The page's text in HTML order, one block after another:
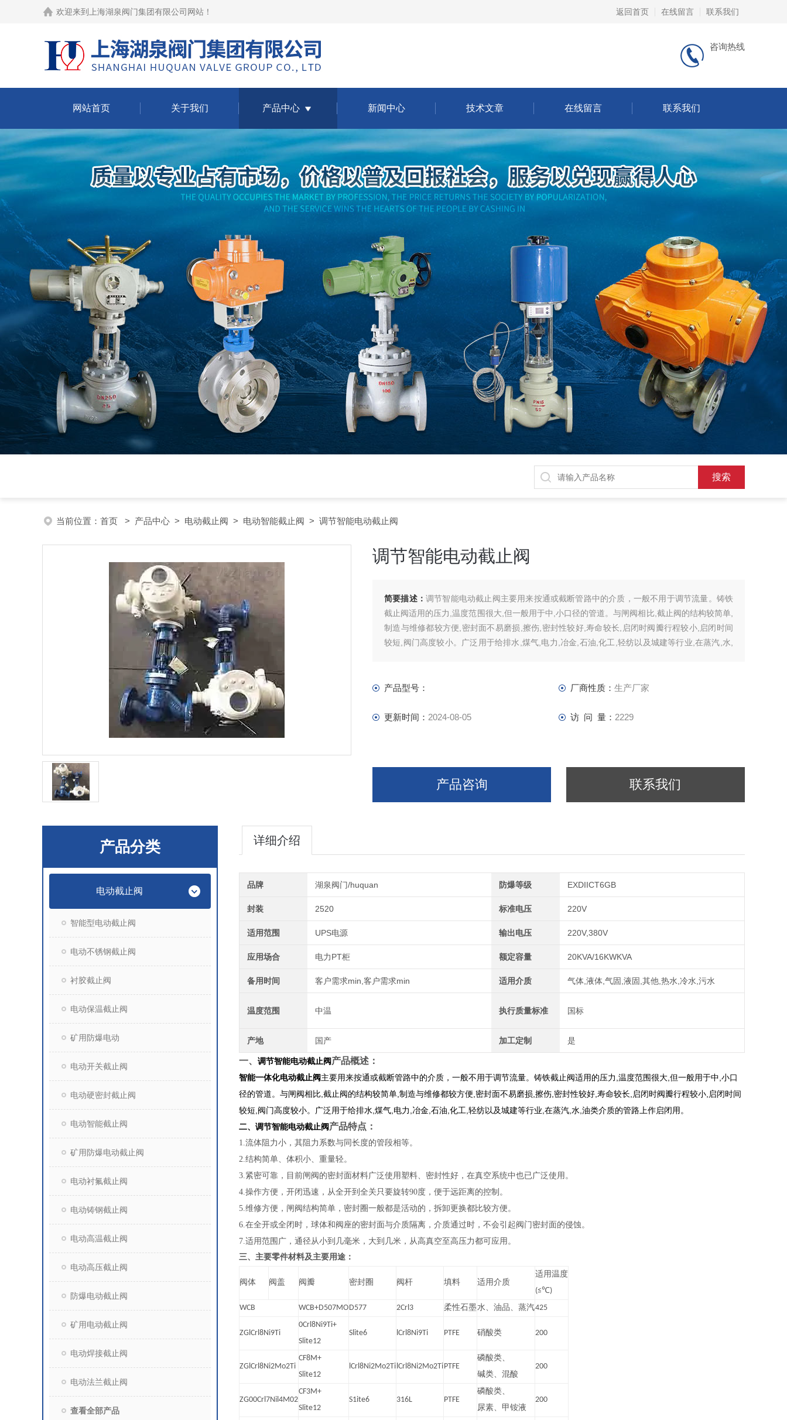
欢迎来到 上海湖泉阀门集团有限公司网站 ！ 返回首页 在线留言 联系我们
咨询热线
网站首页 关于我们 产品中心 新闻中心 技术文章 在线留言 联系我们
当前位置： 首页 > 产品中心 > 电动截止阀 > 电动智能截止阀 > 调节智能电动截止阀
调节智能电动截止阀
简要描述： 调节智能电动截止阀主要用来按通或截断管路中的介质，一般不用于调节流量。铸铁
截止阀适用的压力,温度范围很大,但一般用于中,小口径的管道。与闸阀相比,截止阀的结构较简单,
制造与维修都较方便,密封面不易磨损,擦伤,密封性较好,寿命较长,启闭时阀瓣行程较小,启闭时间
较短,阀门高度较小。广泛用于给排水,煤气,电力,冶金,石油,化工,轻纺以及城建等行业,在蒸汽,水,
产品型号： 厂商性质： 生产厂家
更新时间： 2024-08-05 访 问 量： 2229
产品咨询 联系我们
产品分类
电动截止阀
智能型电动截止阀
电动不锈钢截止阀
衬胶截止阀
电动保温截止阀
矿用防爆电动
电动开关截止阀
电动硬密封截止阀
电动智能截止阀
矿用防爆电动截止阀
电动衬氟截止阀
电动铸钢截止阀
电动高温截止阀
电动高压截止阀
防爆电动截止阀
矿用电动截止阀
电动焊接截止阀
电动法兰截止阀
查看全部产品
详细介绍
品牌 湖泉阀门/huquan 防爆等级 EXDIICT6GB
封装 2520 标准电压 220V
适用范围 UPS电源 输出电压 220V,380V
应用场合 电力PT柜 额定容量 20KVA/16KWKVA
备用时间 客户需求min,客户需求min 适用介质 气体,液体,气固,液固,其他,热水,冷水,污水
温度范围 中温 执行质量标准 国标
产地 国产 加工定制 是
一、 调节智能电动截止阀产品概述：
智能一体化电动截止阀主要用来按通或截断管路中的介质，一般不用于调节流量。铸铁截止阀适用的压力,温度范围很大,但一般用于中,小口
径的管道。与闸阀相比,截止阀的结构较简单,制造与维修都较方便,密封面不易磨损,擦伤,密封性较好,寿命较长,启闭时阀瓣行程较小,启闭时间
较短,阀门高度较小。广泛用于给排水,煤气,电力,冶金,石油,化工,轻纺以及城建等行业,在蒸汽,水,油类介质的管路上作启闭用。
二、 调节智能电动截止阀产品特点：
1.流体阻力小，其阻力系数与同长度的管段相等。
2.结构简单、体积小、重量轻。
3.紧密可靠，目前闸阀的密封面材料广泛使用塑料、密封性好，在真空系统中也已广泛使用。
4.操作方便，开闭迅速，从全开到全关只要旋转90度，便于远距离的控制。
5.维修方便， 闸阀结构简单，密封圈一般都是活动的，拆卸更换都比较方便。
6.在全开或全闭时，球体和 阀座的密封面与介质隔离，介质通过时，不会引起阀门密封面的侵蚀。
7.适用范围广，通径从小到几毫米，大到几米，从高真空至高压力都可应用。
三、主要零件材料及主要用途：
阀体 阀盖 阀瓣 密封圈 阀杆 填料 适用介质
适用温度
(≤℃)
WCB
WCB+D507MOD577 2Crl3 柔性石墨水、油品、蒸汽425
ZGlCrl8Ni9Ti
0Crl8Ni9Ti+
Slite12
Slite6 lCrl8Ni9Ti PTFE 硝酸类 200
ZGlCrl8Ni2Mo2Ti
CF8M+
Slite12
lCrl8Ni2Mo2TilCrl8Ni2Mo2TiPTFE
磷酸类、
碱类、混酸
200
ZG00Crl7Nil4M02
CF3M+
Slite12
S1ite6 316L PTFE
磷酸类、
尿素、甲铵液
200